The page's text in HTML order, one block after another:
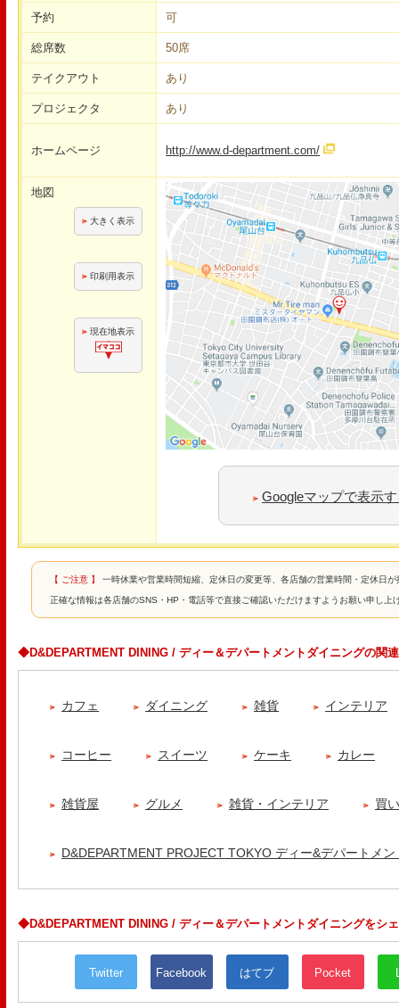
予約 可
総席数 50席
テイクアウト あり
プロジェクタ あり
ホームページ http://www.d-department.com/
地図
大きく表示
印刷用表示
現在地表示
Googleマップで表示
【 ご注意 】 一時休業や営業時間短縮、定休日の変更等、各店舗の営業時間・定休日
正確な情報は各店舗のSNS・HP・電話等で直接ご確認いただけますようお願い申し上
◆D&DEPARTMENT DINING / ディー＆デパートメントダイニングの関
カフェ ダイニング 雑貨 インテリア
コーヒー スイーツ ケーキ カレー
雑貨屋 グルメ 雑貨・インテリア 買
D&DEPARTMENT PROJECT TOKYO ディー&デパートメン
◆D&DEPARTMENT DINING / ディー＆デパートメントダイニングをシ
Twitter Facebook はてブ Pocket